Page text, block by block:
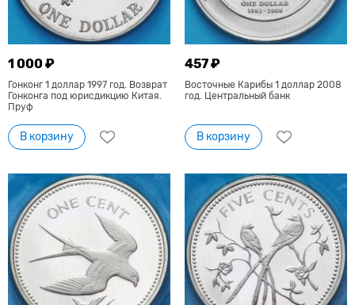
1 000 ₽
Гонконг 1 доллар 1997 год. Возврат
Гонконга под юрисдикцию Китая.
Пруф
В корзину
457 ₽
Восточные Карибы 1 доллар 2008
год. Центральный банк
В корзину